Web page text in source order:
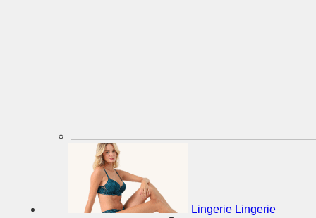
Lingerie Lingerie